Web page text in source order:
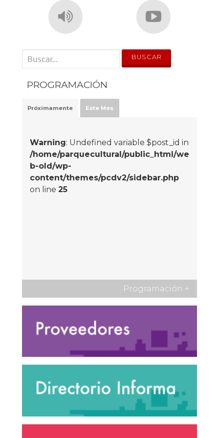
' . __('Search for:') . '
PROGRAMACIÓN
Próximamente Este Mes
Warning: Undefined variable $post_id in
/home/parquecultural/public_html/we
b-old/wp-
content/themes/pcdv2/sidebar.php
on line 25
Programación +